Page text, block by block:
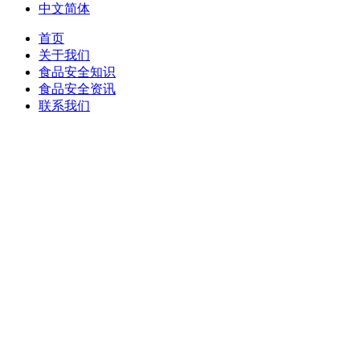
中文简体
首页
关于我们
食品安全知识
食品安全资讯
联系我们